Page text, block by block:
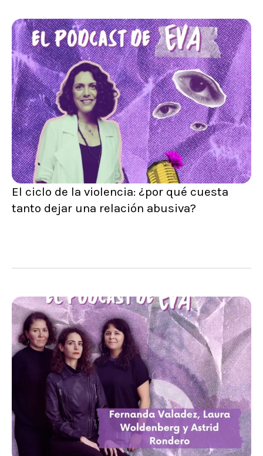
El ciclo de la violencia: ¿por qué cuesta
tanto dejar una relación abusiva?